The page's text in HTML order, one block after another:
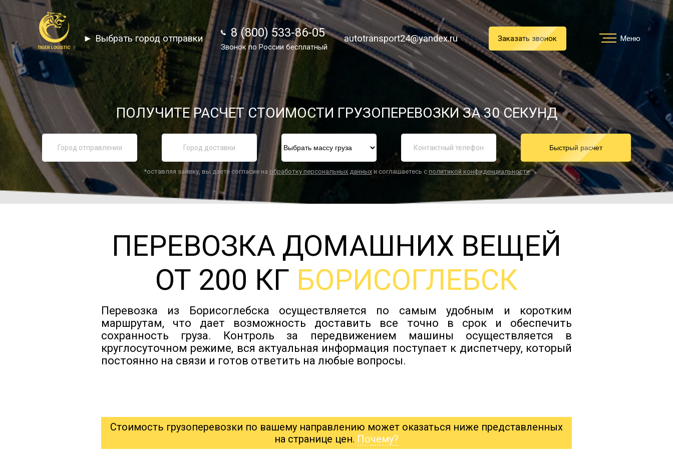
8 (800) 533-86-05
Звонок по России бесплатный
autotransport24@yandex.ru Заказать звонок Меню
Услуги
Преимущества
О компании
Тарифы
Отзывы
Статьи
Новости
Контакты
► Выбрать город отправки 8 (800) 533-86-05
Звонок по России бесплатный
autotransport24@yandex.ru Заказать звонок Меню
ПОЛУЧИТЕ РАСЧЕТ СТОИМОСТИ ГРУЗОПЕРЕВОЗКИ ЗА 30 СЕКУНД
Быстрый расчет
*оставляя заявку, вы даете согласие на обработку персональных данныхи соглашаетесь с политикой конфиденциальности
ПЕРЕВОЗКА ДОМАШНИХ ВЕЩЕЙ
ОТ 200 КГ БОРИСОГЛЕБСК
Перевозка из Борисоглебска осуществляется по самым удобным и коротким
маршрутам, что дает возможность доставить все точно в срок и обеспечить
сохранность груза. Контроль за передвижением машины осуществляется в
круглосуточном режиме, вся актуальная информация поступает к диспетчеру, который
постоянно на связи и готов ответить на любые вопросы.
Стоимость грузоперевозки по вашему направлению может оказаться ниже представленных
на странице цен. Почему?